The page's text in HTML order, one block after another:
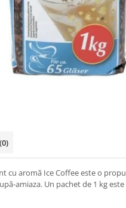
(0)
cu aromă Ice Coffee este o
amiaza. Un pachet de 1 kg